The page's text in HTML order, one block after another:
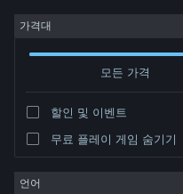
로그인
커뮤니티
정보
가격대
모든 가격
할인 및 이벤트
무료 플레이 게임 숨기기
언어
개발자: Soul Catapult